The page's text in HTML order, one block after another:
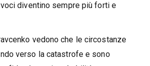
diventino sempre più forti e
vedono che le circostanze
verso la catastrofe e sono